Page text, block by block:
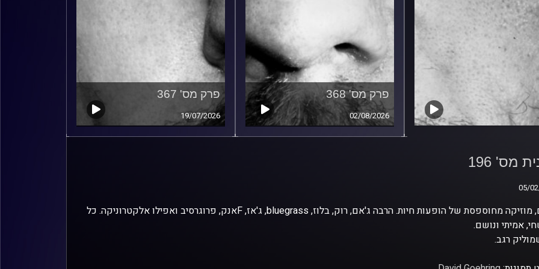
05/
פרק מס' 368
02/08/2026
פרק מס' 367
19/07/2026
מס' 196
05/
זיפים, מוזיקה מחוספסת של הופעות חיות. הרבה ג'אם, רוק, בלוז, bluegrass, ג'אז, Fאנק, פרוגרסיב ואפילו אלקטרוניקה. כל
אמיתי ונושם.
רגב.